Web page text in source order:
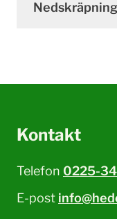
Nedskräpning
Kontakt
Telefon 0225-
E-post